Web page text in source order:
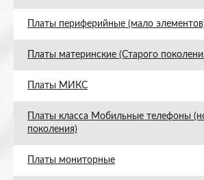
Платы периферийные (мало
Платы материнские (Старого
Платы МИКС
Платы класса Мобильные телефоны
поколения)
Платы мониторные